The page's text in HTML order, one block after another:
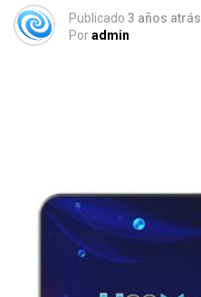
Publicado 3 años atrás
Poradmin